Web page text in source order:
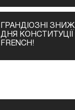
ГРАНДІОЗНІ
ДНЯ КОНСТИТУЦІЇ
FRENCH!